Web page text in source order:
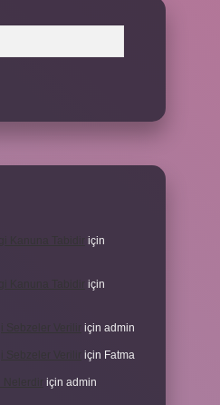
için
için
için admin
için Fatma
için admin